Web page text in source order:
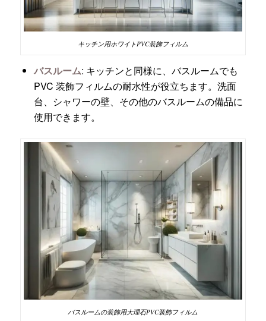
キッチン用ホワイトPVC装飾フィルム
バスルーム: キッチンと同様に、バスルームでも
PVC 装飾フィルムの耐水性が役立ちます。洗面
台、シャワーの壁、その他のバスルームの備品に
使用できます。
バスルームの装飾用大理石PVC装飾フィルム